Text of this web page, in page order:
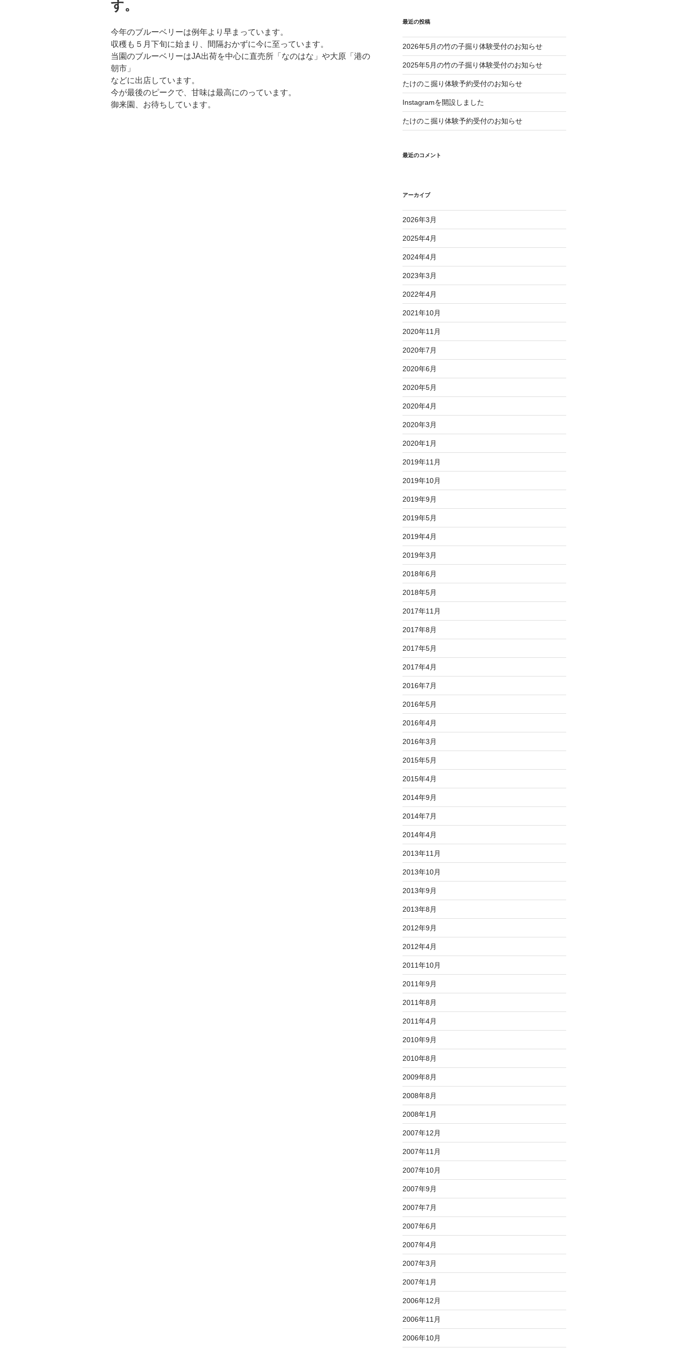
す。
今年のブルーベリーは例年より早まっています。
収穫も５月下旬に始まり、間隔おかずに今に至っています。
当園のブルーベリーはJA出荷を中心に直売所「なのはな」や大原「港の
朝市」
などに出店しています。
今が最後のピークで、甘味は最高にのっています。
御来園、お待ちしています。
最近の投稿
2026年5月の竹の子掘り体験受付のお知らせ
2025年5月の竹の子掘り体験受付のお知らせ
たけのこ掘り体験予約受付のお知らせ
Instagramを開設しました
たけのこ掘り体験予約受付のお知らせ
最近のコメント
アーカイブ
2026年3月
2025年4月
2024年4月
2023年3月
2022年4月
2021年10月
2020年11月
2020年7月
2020年6月
2020年5月
2020年4月
2020年3月
2020年1月
2019年11月
2019年10月
2019年9月
2019年5月
2019年4月
2019年3月
2018年6月
2018年5月
2017年11月
2017年8月
2017年5月
2017年4月
2016年7月
2016年5月
2016年4月
2016年3月
2015年5月
2015年4月
2014年9月
2014年7月
2014年4月
2013年11月
2013年10月
2013年9月
2013年8月
2012年9月
2012年4月
2011年10月
2011年9月
2011年8月
2011年4月
2010年9月
2010年8月
2009年8月
2008年8月
2008年1月
2007年12月
2007年11月
2007年10月
2007年9月
2007年7月
2007年6月
2007年4月
2007年3月
2007年1月
2006年12月
2006年11月
2006年10月